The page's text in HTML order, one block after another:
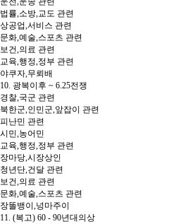
법률,소방,교도 관련
상공업,서비스 관련
문화,예술,스포츠 관련
보건,의료 관련
교육,행정,정부 관련
야쿠자,무뢰배
10. 광복이후 ~ 6.25전쟁
경찰,국군 관련
북한군,인민군,앞잡이 관련
피난민 관련
시민,농어민
교육,행정,정부 관련
장마당,시장상인
청년단,건달 관련
보건,의료 관련
문화,예술,스포츠 관련
장똘뱅이,넝마주이
11. (복고) 60 - 90년대의상